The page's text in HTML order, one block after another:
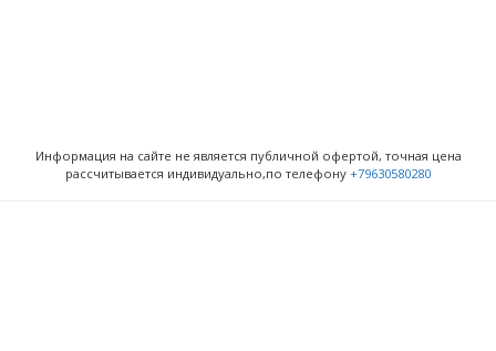
Информация на сайте не является публичной офертой, точная цена
рассчитывается индивидуально,по телефону +79630580280